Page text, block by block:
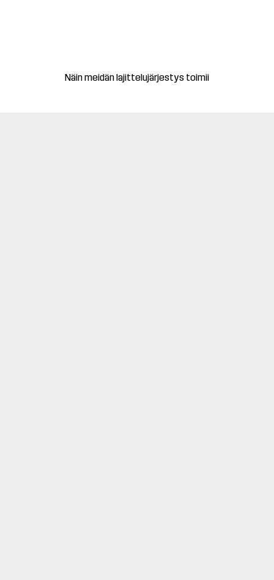
Näin meidän lajittelujärjestys toimii